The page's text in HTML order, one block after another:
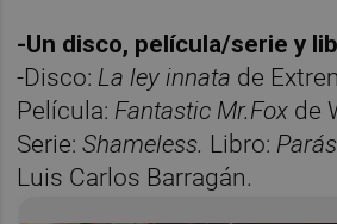
-Un disco, película/serie y
-Disco: La ley innata de
Película: Fantastic Mr.Fox de
Serie:Shameless. Libro:
Luis Carlos Barragán.